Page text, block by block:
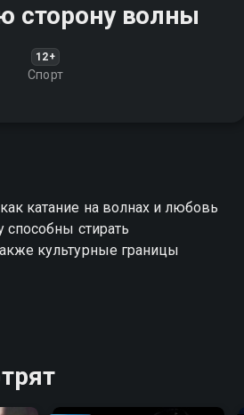
сторону волны
12+
Спорт
катание на волнах и любовь
способны стирать
культурные границы